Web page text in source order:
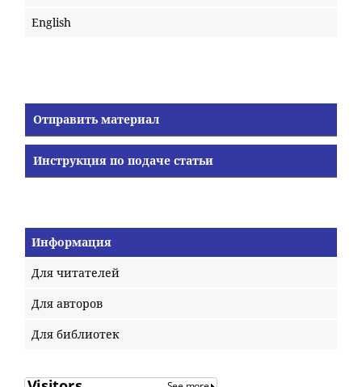
English
Отправить материал
Инструкция по подаче статьи
Информация
Для читателей
Для авторов
Для библиотек